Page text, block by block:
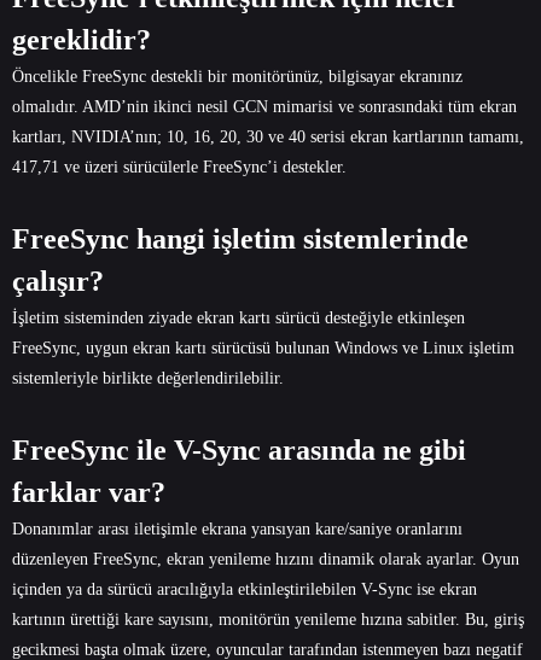
gereklidir?
Öncelikle FreeSync destekli bir monitörünüz, bilgisayar ekranınız
olmalıdır. AMD’nin ikinci nesil GCN mimarisi ve sonrasındaki tüm ekran
kartları, NVIDIA’nın; 10, 16, 20, 30 ve 40 serisi ekran kartlarının tamamı,
417,71 ve üzeri sürücülerle FreeSync’i destekler.
FreeSync hangi işletim sistemlerinde
çalışır?
İşletim sisteminden ziyade ekran kartı sürücü desteğiyle etkinleşen
FreeSync, uygun ekran kartı sürücüsü bulunan Windows ve Linux işletim
sistemleriyle birlikte değerlendirilebilir.
FreeSync ile V-Sync arasında ne gibi
farklar var?
Donanımlar arası iletişimle ekrana yansıyan kare/saniye oranlarını
düzenleyen FreeSync, ekran yenileme hızını dinamik olarak ayarlar. Oyun
içinden ya da sürücü aracılığıyla etkinleştirilebilen V-Sync ise ekran
kartının ürettiği kare sayısını, monitörün yenileme hızına sabitler. Bu, giriş
gecikmesi başta olmak üzere, oyuncular tarafından istenmeyen bazı negatif